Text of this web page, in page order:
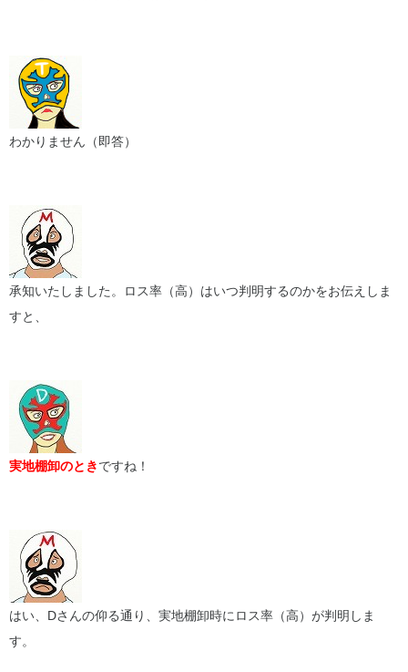
わかりません（即答）
承知いたしました。ロス率（高）はいつ判明するのかをお伝えしま
すと、
実地棚卸のときですね！
はい、Dさんの仰る通り、実地棚卸時にロス率（高）が判明しま
す。